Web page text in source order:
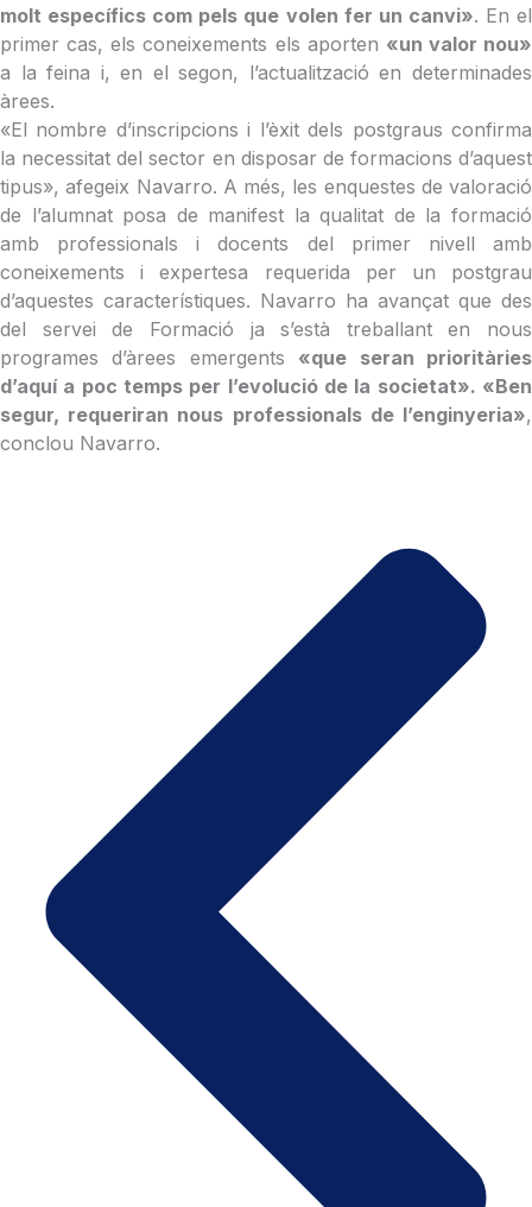
molt específics com pels que volen fer un canvi». En el
primer cas, els coneixements els aporten «un valor nou»
a la feina i, en el segon, l’actualització en determinades
àrees.
«El nombre d’inscripcions i l’èxit dels postgraus confirma
la necessitat del sector en disposar de formacions d’aquest
tipus», afegeix Navarro. A més, les enquestes de valoració
de l’alumnat posa de manifest la qualitat de la formació
amb professionals i docents del primer nivell amb
coneixements i expertesa requerida per un postgrau
d’aquestes característiques. Navarro ha avançat que des
del servei de Formació ja s’està treballant en nous
programes d’àrees emergents «que seran prioritàries
d’aquí a poc temps per l’evolució de la societat». «Ben
segur, requeriran nous professionals de l’enginyeria»,
conclou Navarro.